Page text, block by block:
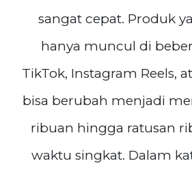
sangat cepat. Produk
hanya muncul di
TikTok, Instagram Reels,
bisa berubah menjadi
ribuan hingga ratusan
waktu singkat. Dalam